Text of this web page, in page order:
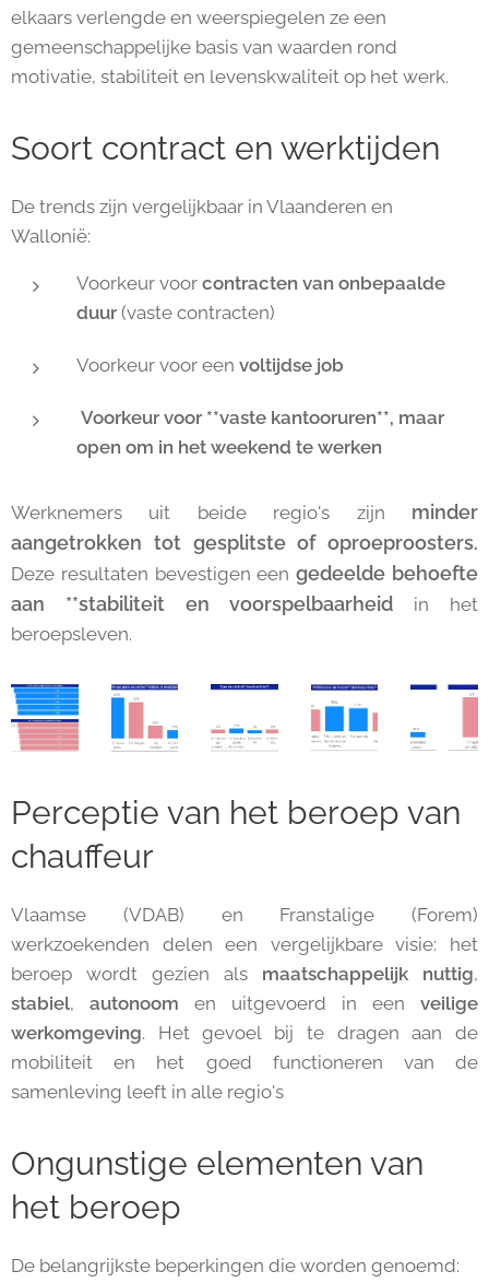
elkaars verlengde en weerspiegelen ze een
gemeenschappelijke basis van waarden rond
motivatie, stabiliteit en levenskwaliteit op het werk.
Soort contract en werktijden
De trends zijn vergelijkbaar in Vlaanderen en
Wallonië:
Voorkeur voor contracten van onbepaalde
duur (vaste contracten)
Voorkeur voor een voltijdse job
Voorkeur voor **vaste kantooruren**, maar
open om in het weekend te werken
Werknemers uit beide regio's zijn minder
aangetrokken tot gesplitste of oproeproosters.
Deze resultaten bevestigen een gedeelde behoefte
aan **stabiliteit en voorspelbaarheid in het
beroepsleven.
Perceptie van het beroep van
chauffeur
Vlaamse (VDAB) en Franstalige (Forem)
werkzoekenden delen een vergelijkbare visie: het
beroep wordt gezien als maatschappelijk nuttig,
stabiel, autonoom en uitgevoerd in een veilige
werkomgeving. Het gevoel bij te dragen aan de
mobiliteit en het goed functioneren van de
samenleving leeft in alle regio's
Ongunstige elementen van
het beroep
De belangrijkste beperkingen die worden genoemd: